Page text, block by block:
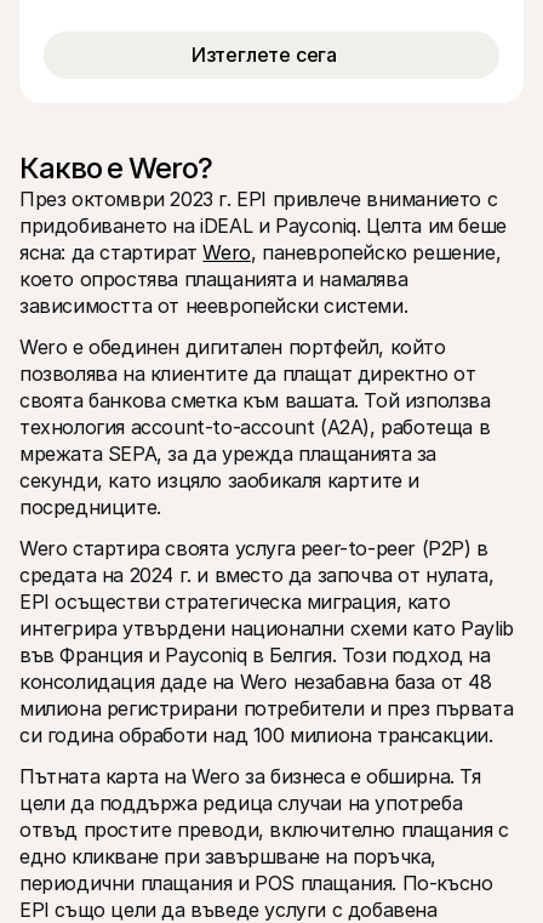
Изтеглете сега
Какво е Wero?
През октомври 2023 г. EPI привлече вниманието с
придобиването на iDEAL и Payconiq. Целта им беше
ясна: да стартират Wero, паневропейско решение,
което опростява плащанията и намалява
зависимостта от неевропейски системи.
Wero е обединен дигитален портфейл, който
позволява на клиентите да плащат директно от
своята банкова сметка към вашата. Той използва
технология account-to-account (A2A), работеща в
мрежата SEPA, за да урежда плащанията за
секунди, като изцяло заобикаля картите и
посредниците.
Wero стартира своята услуга peer-to-peer (P2P) в
средата на 2024 г. и вместо да започва от нулата,
EPI осъществи стратегическа миграция, като
интегрира утвърдени национални схеми като Paylib
във Франция и Payconiq в Белгия. Този подход на
консолидация даде на Wero незабавна база от 48
милиона регистрирани потребители и през първата
си година обработи над 100 милиона трансакции.
Пътната карта на Wero за бизнеса е обширна. Тя
цели да поддържа редица случаи на употреба
отвъд простите преводи, включително плащания с
едно кликване при завършване на поръчка,
периодични плащания и POS плащания. По-късно
EPI също цели да въведе услуги с добавена